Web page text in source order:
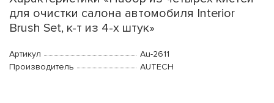
для очистки салона автомобиля Interior
Brush Set, к-т из 4-х штук»
Артикул
Au-2611
Производитель
AUTECH